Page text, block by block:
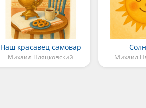
Наш красавец самовар
Михаил Пляцковский Михаил